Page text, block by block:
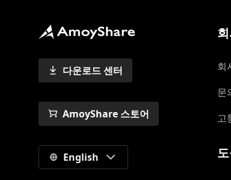
다운로드 센터
AmoyShare 스토어
English
회
문
고